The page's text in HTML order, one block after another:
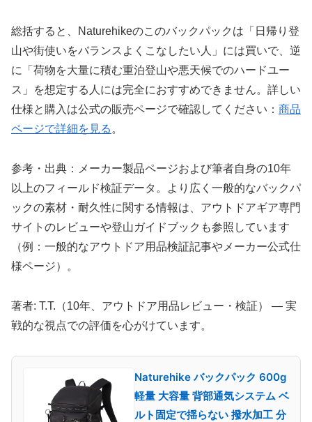
総括すると、Naturehikeのこのバックパックは「日帰り登
山や街使いをバランスよくこなしたい人」には買いで、逆
に「荷物を大量に積む重泊登山や悪天候でのハードユー
ス」を想定する人には完全におすすめできません。詳しい
仕様と購入は公式の販売ページで確認してください： 商品
ページで詳細を見る。
参考・出典：メーカー製品ページおよび筆者自身の10年
以上のフィールド検証データ。より広く一般的なバックパ
ックの素材・耐久性に関する情報は、アウトドアギア専門
サイトのレビューや登山ガイドブックも参照しています
（例：一般的なアウトドア用品検証記事やメーカー公式仕
様ページ）。
著者: T.T.（10年、アウトドア用品レビュー・検証） — 実
戦的な視点での評価を心がけています。
Naturehike バックパック 600g
軽量 大容量 背部通気システム ベ
ルト固定で揺らない 撥水加工 分